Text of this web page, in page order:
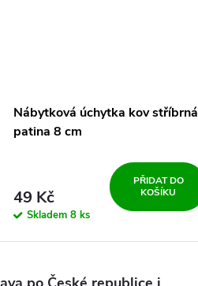
Nábytková úchytka kov stříbrná
patina 8 cm
49 Kč
Skladem 8 ks
PŘIDAT DO
KOŠÍKU